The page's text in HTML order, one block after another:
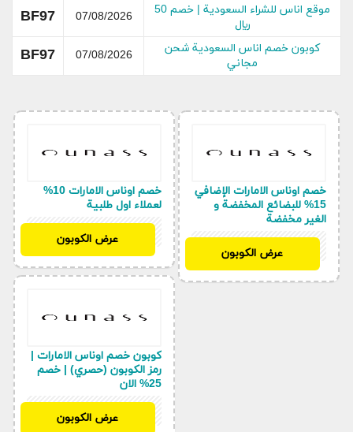
كوبون اناس السعودية 2024 فعال
BF97
كود خصم اناس على جميع الطلبيات
كوبون اناس على جميع منتجات
كوبون خصم اناس بمناسبة الجمعة
موقع اناس للشراء السعودية | خصم 50
ريال
07/08/2026
BF97
كوبون خصم اناس السعودية شحن
مجاني
07/08/2026
BF97
خصم اوناس الامارات الإضافي
15% للبضائع المخفضة و
الغير مخفضة
عرض الكوبون
خصم اوناس الامارات 10%
لعملاء اول طلبية
عرض الكوبون
كوبون خصم اوناس الامارات |
رمز الكوبون (حصري) | خصم
25% الان
عرض الكوبون